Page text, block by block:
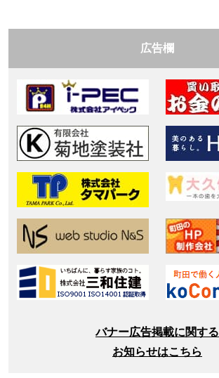
広告欄
バナー広告掲載に関する
お知らせはこちら